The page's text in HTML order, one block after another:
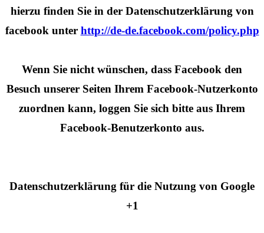
hierzu finden Sie in der Datenschutzerklärung von
facebook unter http://de-de.facebook.com/policy.php
Wenn Sie nicht wünschen, dass Facebook den
Besuch unserer Seiten Ihrem Facebook-Nutzerkonto
zuordnen kann, loggen Sie sich bitte aus Ihrem
Facebook-Benutzerkonto aus.
Datenschutzerklärung für die Nutzung von Google
+1